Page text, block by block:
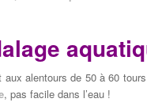
aux alentours de 50 à 60
, pas facile dans l’eau !